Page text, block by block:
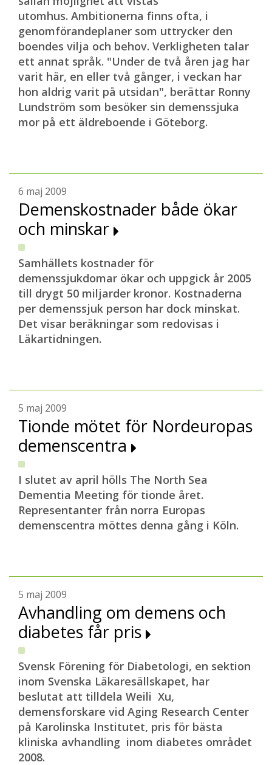
utomhus. Ambitionerna finns ofta, i
genomförandeplaner som uttrycker den
boendes vilja och behov. Verkligheten talar
ett annat språk. "Under de två åren jag har
varit här, en eller två gånger, i veckan har
hon aldrig varit på utsidan", berättar Ronny
Lundström som besöker sin demenssjuka
mor på ett äldreboende i Göteborg.
6 maj 2009
Demenskostnader både ökar
och minskar
Samhällets kostnader för
demenssjukdomar ökar och uppgick år 2005
till drygt 50 miljarder kronor. Kostnaderna
per demenssjuk person har dock minskat.
Det visar beräkningar som redovisas i
Läkartidningen.
5 maj 2009
Tionde mötet för Nordeuropas
demenscentra
I slutet av april hölls The North Sea
Dementia Meeting för tionde året.
Representanter från norra Europas
demenscentra möttes denna gång i Köln.
5 maj 2009
Avhandling om demens och
diabetes får pris
Svensk Förening för Diabetologi, en sektion
inom Svenska Läkaresällskapet, har
beslutat att tilldela Weili Xu,
demensforskare vid Aging Research Center
på Karolinska Institutet, pris för bästa
kliniska avhandling inom diabetes området
2008.